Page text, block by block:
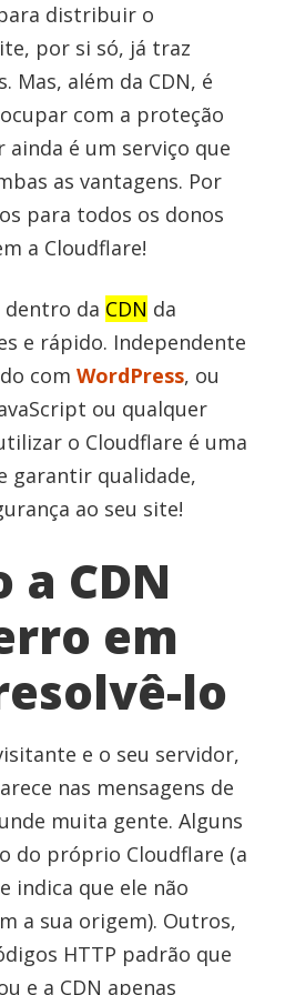
distribuir o
por si só, já traz
Mas, além da CDN, é
com a proteção
ainda é um serviço que
as vantagens. Por
para todos os donos
a Cloudflare!
da CDN da
e rápido. Independente
comWordPress, ou
ou qualquer
o Cloudflare é uma
garantir qualidade,
ao seu site!
a CDN
em
lo
e o seu servidor,
nas mensagens de
muita gente. Alguns
do próprio Cloudflare (a
indica que ele não
a sua origem). Outros,
HTTP padrão que
e a CDN apenas